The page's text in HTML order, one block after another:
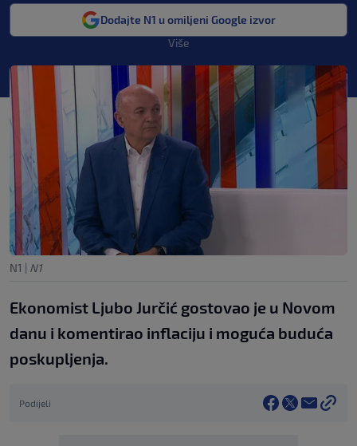
Dodajte N1 u omiljeni Google izvor
Više
N1 | N1
Ekonomist Ljubo Jurčić gostovao je u Novom
danu i komentirao inflaciju i moguća buduća
poskupljenja.
Podijeli